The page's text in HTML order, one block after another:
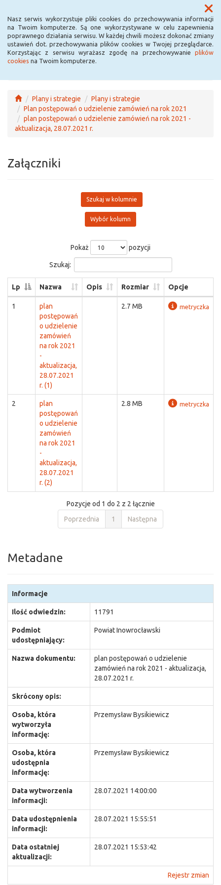
Nasz serwis wykorzystuje pliki cookies do przechowywania informacji
na Twoim komputerze. Są one wykorzystywane w celu zapewnienia
poprawnego działania serwisu. W każdej chwili możesz dokonać zmiany
ustawień dot. przechowywania plików cookies w Twojej przeglądarce.
Korzystając z serwisu wyrażasz zgodę na przechowywanie plików
cookies na Twoim komputerze.
Menu
Plany i strategie
Plany i strategie
Plan postępowań o udzielenie zamówień na rok 2021
plan postępowań o udzielenie zamówień na rok 2021 -
aktualizacja, 28.07.2021 r.
Załączniki
Szukaj w kolumnie
Wybór kolumn
Pokaż pozycji
Szukaj:
Lp Nazwa Opis Rozmiar Opcje
1
plan
postępowań
o udzielenie
zamówień
na rok 2021
-
aktualizacja,
28.07.2021
r. (1)
2.7 MB metryczka
2
plan
postępowań
o udzielenie
zamówień
na rok 2021
-
aktualizacja,
28.07.2021
r. (2)
2.8 MB metryczka
Pozycje od 1 do 2 z 2 łącznie
Poprzednia
1 Następna
Metadane
Informacje
Ilość odwiedzin: 11791
Podmiot
udostępniający:
Powiat Inowrocławski
Nazwa dokumentu:
plan postępowań o udzielenie
zamówień na rok 2021 - aktualizacja,
28.07.2021 r.
Skrócony opis:
Osoba, która
wytworzyła
informację:
Przemysław Bysikiewicz
Osoba, która
udostępnia
informację:
Przemysław Bysikiewicz
Data wytworzenia
informacji:
28.07.2021 14:00:00
Data udostępnienia
informacji:
28.07.2021 15:55:51
Data ostatniej
aktualizacji:
28.07.2021 15:53:42
Rejestr zmian